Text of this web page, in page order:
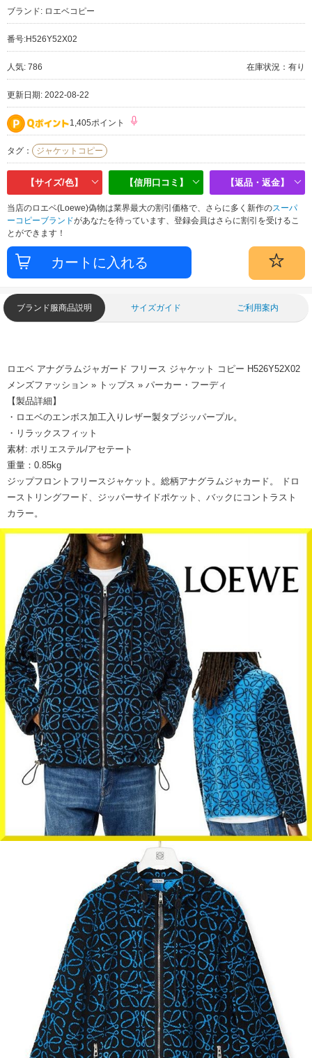
ブランド: ロエベコピー
番号:H526Y52X02
人気: 786 在庫状況：有り
更新日期: 2022-08-22
1,405ポイント
タグ： ジャケットコピー
【サイズ/色】 【信用口コミ】 【返品・返金】
当店のロエベ(Loewe)偽物は業界最大の割引価格で、さらに多く新作のスーパ
ーコピーブランドがあなたを待っています、登録会員はさらに割引を受けるこ
とができます！
ブランド服商品説明 サイズガイド ご利用案内
ロエベ アナグラムジャガード フリース ジャケット コピー H526Y52X02
メンズファッション » トップス » パーカー・フーディ
【製品詳細】
・ロエベのエンボス加工入りレザー製タブジッパープル。
・リラックスフィット
素材: ポリエステル/アセテート
重量：0.85kg
ジップフロントフリースジャケット。総柄アナグラムジャカード。 ドロ
ーストリングフード、ジッパーサイドポケット、バックにコントラスト
カラー。